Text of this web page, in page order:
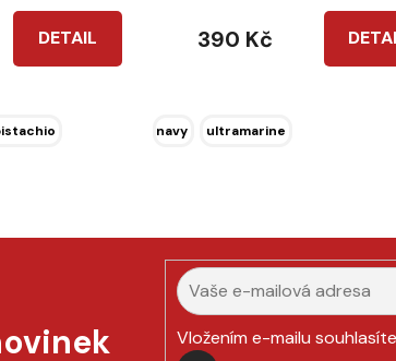
DETAIL 390 Kč
navy ultramarine
Vložením e-mailu